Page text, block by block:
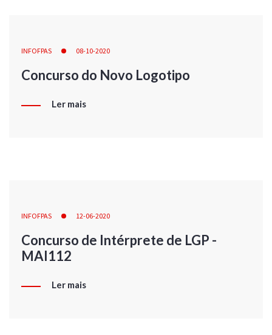
INFOFPAS 08-10-2020
Concurso do Novo Logotipo
Ler mais
INFOFPAS 12-06-2020
Concurso de Intérprete de LGP -
MAI112
Ler mais